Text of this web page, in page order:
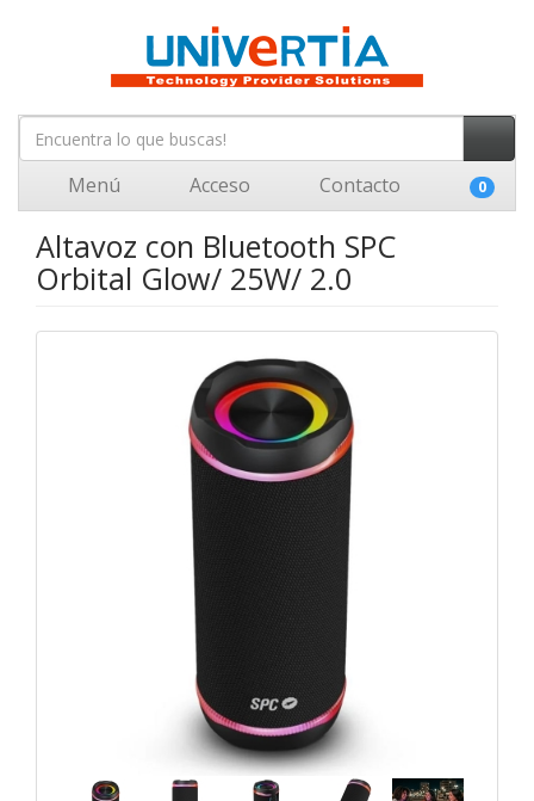
Menú Acceso Contacto 0
Altavoz con Bluetooth SPC
Orbital Glow/ 25W/ 2.0